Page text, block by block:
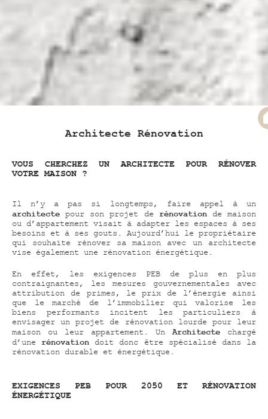
Architecte Rénovation
VOUS CHERCHEZ UN ARCHITECTE POUR RÉNOVER
VOTRE MAISON ?
Il n’y a pas si longtemps, faire appel à un
architecte pour son projet de rénovationde maison
ou d’appartement visait à adapter les espaces à ses
besoins et à ses gouts. Aujourd’hui le propriétaire
qui souhaite rénover sa maison avec un architecte
vise également une rénovation énergétique.
En effet, les exigences PEB de plus en plus
contraignantes, les mesures gouvernementales avec
attribution de primes, le prix de l’énergie ainsi
que le marché de l’immobilier qui valorise les
biens performants incitent les particuliers à
envisager un projet de rénovation lourde pour leur
maison ou leur appartement. UnArchitecte chargé
d’une rénovation doit donc être spécialisé dans la
rénovation durable et énergétique.
EXIGENCES PEB POUR 2050 ET RÉNOVATION
ÉNERGÉTIQUE